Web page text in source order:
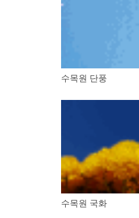
수목원 단풍
수목원 국화